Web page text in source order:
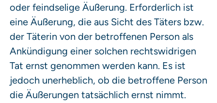
oder feindselige Äußerung. Erforderlich ist
eine Äußerung, die aus Sicht des Täters bzw.
der Täterin von der betroffenen Person als
Ankündigung einer solchen rechtswidrigen
Tat ernst genommen werden kann. Es ist
jedoch unerheblich, ob die betroffene Person
die Äußerungen tatsächlich ernst nimmt.